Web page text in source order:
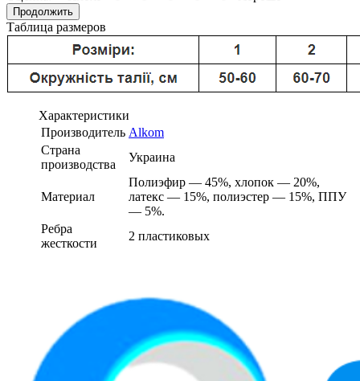
Продолжить
Таблица размеров
Характеристики
Производитель Alkom
Страна
производства
Украина
Материал
Полиэфир — 45%, хлопок — 20%,
латекс — 15%, полиэстер — 15%, ППУ
— 5%.
Ребра
жесткости
2 пластиковых